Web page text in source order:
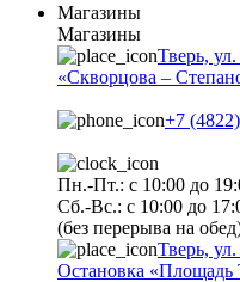
Магазины
Магазины
Тверь,
«Скворцова –
+7
Пн.-Пт.: с 10:00 до
Сб.-Вс.: с 10:00 до
(без перерыва на
Тверь,
Остановка «Площадь